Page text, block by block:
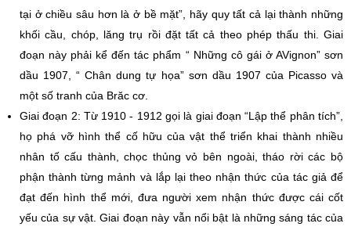
tại ở chiều sâu hơn là ở bề mặt”, hãy quy tất cả lại thành những
khối cầu, chóp, lăng trụ rồi đặt tất cả theo phép thấu thi. Giai
đoạn này phải kể đến tác phẩm “ Những cô gái ở AVignon” sơn
dầu 1907, “ Chân dung tự họa” sơn dầu 1907 của Picasso và
một số tranh của Brăc cơ.
Giai đoạn 2: Từ 1910 - 1912 gọi là giai đoạn “Lập thể phân tích”,
họ phá vỡ hình thể cố hữu của vật thể triển khai thành nhiều
nhân tố cấu thành, chọc thủng vỏ bên ngoài, tháo rời các bộ
phận thành từng mảnh và lắp lại theo nhận thức của tác giả để
đạt đến hình thể mới, đưa người xem nhận thức được cái cốt
yếu của sự vật. Giai đoạn này vẫn nổi bật là những sáng tác của